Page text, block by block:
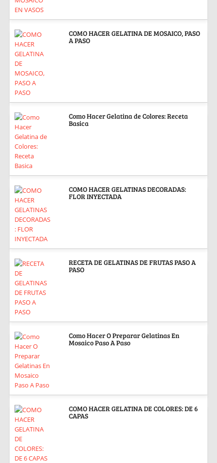
COMO HACER GELATINA DE MOSAICO, PASO
A PASO
Como Hacer Gelatina de Colores: Receta
Basica
COMO HACER GELATINAS DECORADAS:
FLOR INYECTADA
RECETA DE GELATINAS DE FRUTAS PASO A
PASO
Como Hacer O Preparar Gelatinas En
Mosaico Paso A Paso
COMO HACER GELATINA DE COLORES: DE 6
CAPAS